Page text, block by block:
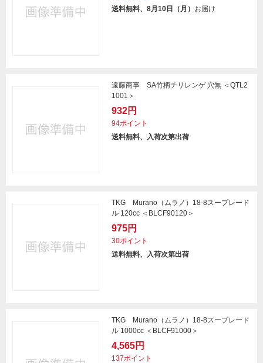
送料無料、8月10日（月） お届け
遠藤商事 SA竹柄チリレンゲ 穴無 ＜QTL2
1001＞
932円
94ポイント
送料無料、入荷次第出荷
TKG Murano（ムラノ）18-8スープレード
ル 120cc ＜BLCF90120＞
975円
30ポイント
送料無料、入荷次第出荷
TKG Murano（ムラノ）18-8スープレード
ル 1000cc ＜BLCF91000＞
4,565円
137ポイント